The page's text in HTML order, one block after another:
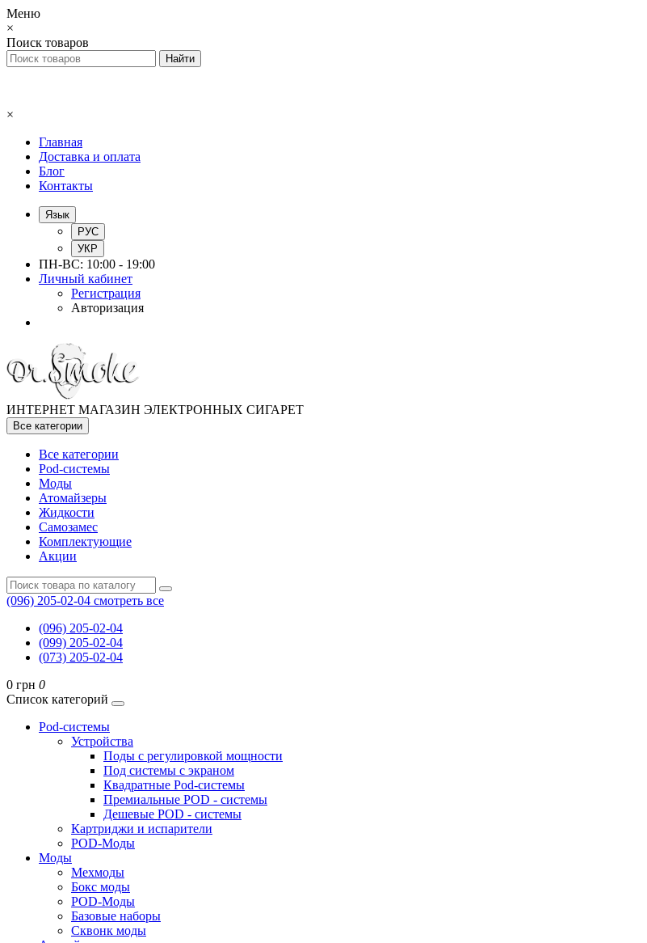
Меню
×
Поиск товаров
×
Главная
Доставка и оплата
Блог
Контакты
Язык
РУС
УКР
ПН-ВС: 10:00 - 19:00
Личный кабинет
Регистрация
Авторизация
ИНТЕРНЕТ МАГАЗИН ЭЛЕКТРОННЫХ СИГАРЕТ
Все категории
Все категории
Pod-системы
Моды
Атомайзеры
Жидкости
Самозамес
Комплектующие
Акции
(096) 205-02-04 смотреть все
(096) 205-02-04
(099) 205-02-04
(073) 205-02-04
0 грн 0
Список категорий
Pod-системы
Устройства
Поды с регулировкой мощности
Под системы с экраном
Квадратные Pod-системы
Премиальные POD - системы
Дешевые POD - системы
Картриджи и испарители
POD-Моды
Моды
Мехмоды
Бокс моды
POD-Моды
Базовые наборы
Сквонк моды